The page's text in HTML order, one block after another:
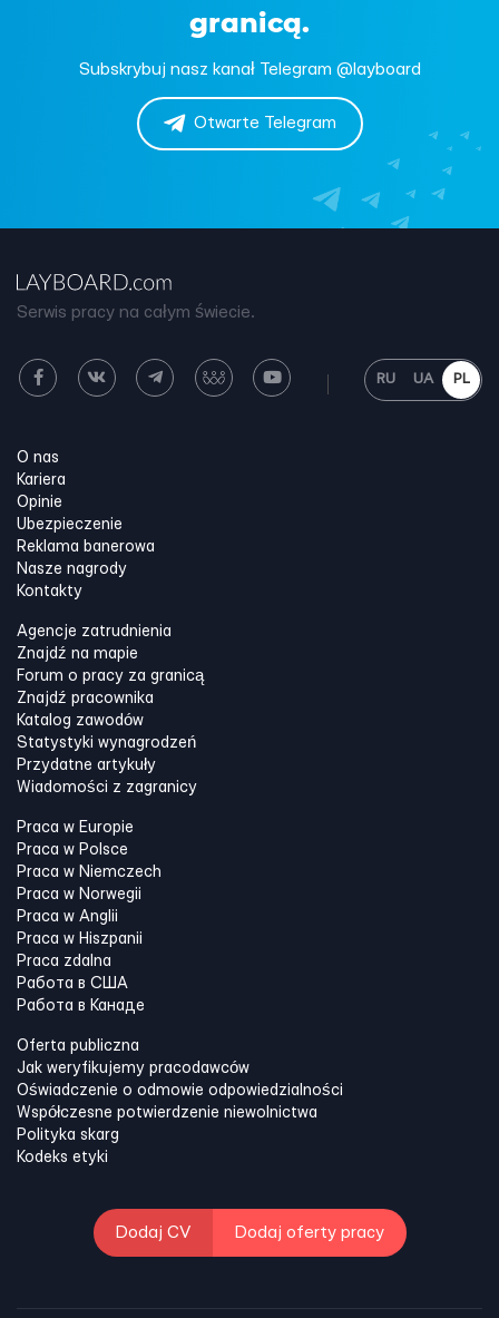
granicą.
Subskrybuj nasz kanał Telegram @layboard
Otwarte Telegram
Serwis pracy na całym świecie.
RU UA PL
O nas
Kariera
Opinie
Ubezpieczenie
Reklama banerowa
Nasze nagrody
Kontakty
Agencje zatrudnienia
Znajdź na mapie
Forum o pracy za granicą
Znajdź pracownika
Katalog zawodów
Statystyki wynagrodzeń
Przydatne artykuły
Wiadomości z zagranicy
Praca w Europie
Praca w Polsce
Praca w Niemczech
Praca w Norwegii
Praca w Anglii
Praca w Hiszpanii
Praca zdalna
Работа в США
Работа в Канадe
Oferta publiczna
Jak weryfikujemy pracodawców
Oświadczenie o odmowie odpowiedzialności
Współczesne potwierdzenie niewolnictwa
Polityka skarg
Kodeks etyki
Dodaj CV Dodaj oferty pracy